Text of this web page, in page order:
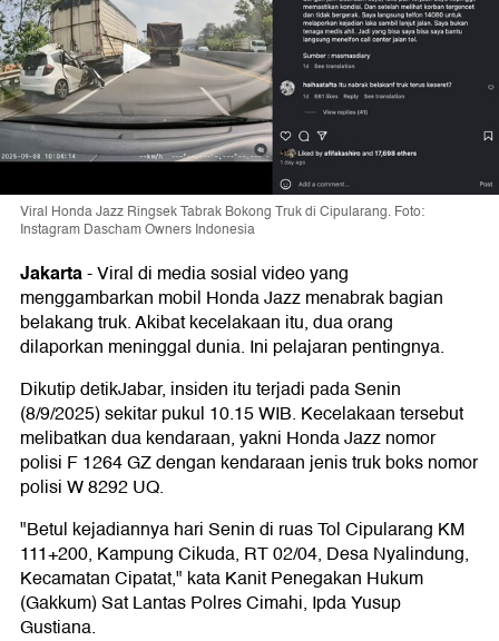
Viral Honda Jazz Ringsek Tabrak Bokong Truk di Cipularang. Foto:
Instagram Dascham Owners Indonesia
Jakarta-Viral di media sosial video yang
menggambarkan mobil Honda Jazz menabrak bagian
belakang truk. Akibat kecelakaan itu, dua orang
dilaporkan meninggal dunia. Ini pelajaran pentingnya.
Dikutip detikJabar, insiden itu terjadi pada Senin
(8/9/2025) sekitar pukul 10.15 WIB. Kecelakaan tersebut
melibatkan dua kendaraan, yakni Honda Jazz nomor
polisi F 1264 GZ dengan kendaraan jenis truk boks nomor
polisi W 8292 UQ.
"Betul kejadiannya hari Senin di ruas Tol Cipularang KM
111+200, Kampung Cikuda, RT 02/04, Desa Nyalindung,
Kecamatan Cipatat," kata Kanit Penegakan Hukum
(Gakkum) Sat Lantas Polres Cimahi, Ipda Yusup
Gustiana.